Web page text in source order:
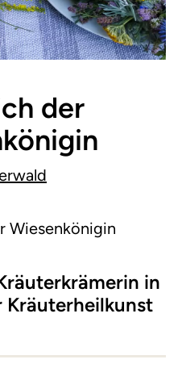
der
Wiesenkönigin
in
Kräuterheilkunst